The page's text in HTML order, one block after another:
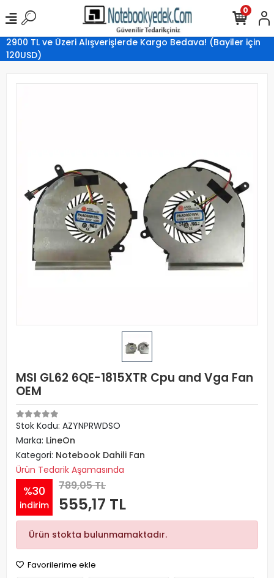
2900 TL ve Üzeri Alışverişlerde Kargo Bedava! (Bayiler için
120USD)
0
MSI GL62 6QE-1815XTR Cpu and Vga Fan
OEM
Stok Kodu: AZYNPRWDSO
Marka: LineOn
Kategori: Notebook Dahili Fan
Ürün Tedarik Aşamasında
%30
indirim
789,05 TL
555,17 TL
Ürün stokta bulunmamaktadır.
Favorilerime ekle